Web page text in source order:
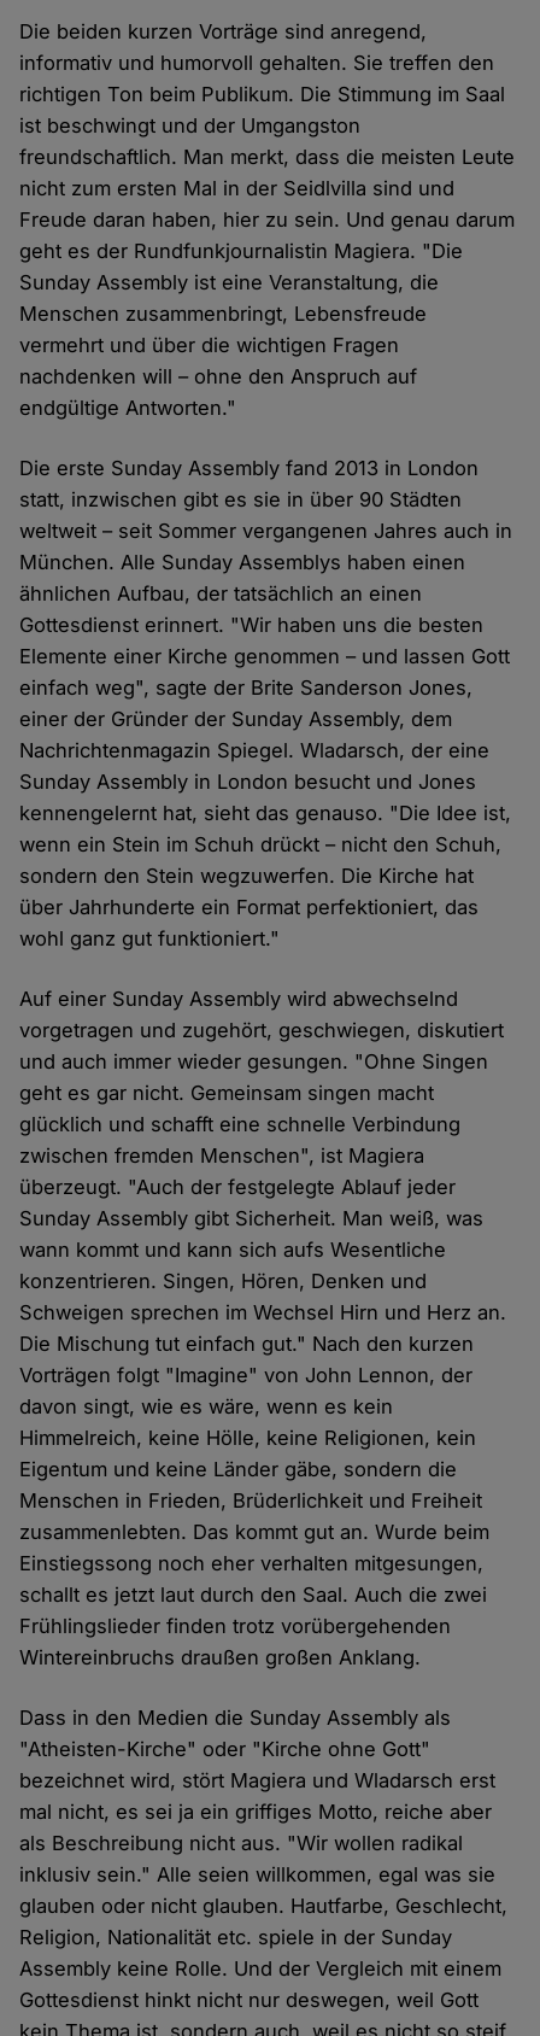
Die beiden kurzen Vorträge sind anregend,
informativ und humorvoll gehalten. Sie treffen den
richtigen Ton beim Publikum. Die Stimmung im Saal
ist beschwingt und der Umgangston
freundschaftlich. Man merkt, dass die meisten Leute
nicht zum ersten Mal in der Seidlvilla sind und
Freude daran haben, hier zu sein. Und genau darum
geht es der Rundfunkjournalistin Magiera. "Die
Sunday Assembly ist eine Veranstaltung, die
Menschen zusammenbringt, Lebensfreude
vermehrt und über die wichtigen Fragen
nachdenken will – ohne den Anspruch auf
endgültige Antworten."
Die erste Sunday Assembly fand 2013 in London
statt, inzwischen gibt es sie in über 90 Städten
weltweit – seit Sommer vergangenen Jahres auch in
München. Alle Sunday Assemblys haben einen
ähnlichen Aufbau, der tatsächlich an einen
Gottesdienst erinnert. "Wir haben uns die besten
Elemente einer Kirche genommen – und lassen Gott
einfach weg", sagte der Brite Sanderson Jones,
einer der Gründer der Sunday Assembly, dem
Nachrichtenmagazin Spiegel. Wladarsch, der eine
Sunday Assembly in London besucht und Jones
kennengelernt hat, sieht das genauso. "Die Idee ist,
wenn ein Stein im Schuh drückt – nicht den Schuh,
sondern den Stein wegzuwerfen. Die Kirche hat
über Jahrhunderte ein Format perfektioniert, das
wohl ganz gut funktioniert."
Auf einer Sunday Assembly wird abwechselnd
vorgetragen und zugehört, geschwiegen, diskutiert
und auch immer wieder gesungen. "Ohne Singen
geht es gar nicht. Gemeinsam singen macht
glücklich und schafft eine schnelle Verbindung
zwischen fremden Menschen", ist Magiera
überzeugt. "Auch der festgelegte Ablauf jeder
Sunday Assembly gibt Sicherheit. Man weiß, was
wann kommt und kann sich aufs Wesentliche
konzentrieren. Singen, Hören, Denken und
Schweigen sprechen im Wechsel Hirn und Herz an.
Die Mischung tut einfach gut." Nach den kurzen
Vorträgen folgt "Imagine" von John Lennon, der
davon singt, wie es wäre, wenn es kein
Himmelreich, keine Hölle, keine Religionen, kein
Eigentum und keine Länder gäbe, sondern die
Menschen in Frieden, Brüderlichkeit und Freiheit
zusammenlebten. Das kommt gut an. Wurde beim
Einstiegssong noch eher verhalten mitgesungen,
schallt es jetzt laut durch den Saal. Auch die zwei
Frühlingslieder finden trotz vorübergehenden
Wintereinbruchs draußen großen Anklang.
Dass in den Medien die Sunday Assembly als
"Atheisten-Kirche" oder "Kirche ohne Gott"
bezeichnet wird, stört Magiera und Wladarsch erst
mal nicht, es sei ja ein griffiges Motto, reiche aber
als Beschreibung nicht aus. "Wir wollen radikal
inklusiv sein." Alle seien willkommen, egal was sie
glauben oder nicht glauben. Hautfarbe, Geschlecht,
Religion, Nationalität etc. spiele in der Sunday
Assembly keine Rolle. Und der Vergleich mit einem
Gottesdienst hinkt nicht nur deswegen, weil Gott